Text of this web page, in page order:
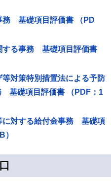
基礎項目評価書 （PD
る事務 基礎項目評価書
対策特別措置法による予防
基礎項目評価書 （PDF：1
対する給付金事務 基礎項
）